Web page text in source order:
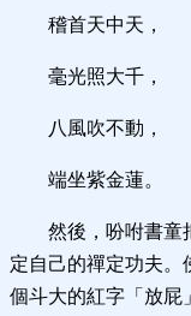
稽首天中天，
毫光照大千，
八風吹不動，
端坐紫金蓮。
然後，吩咐書童
定自己的禪定功夫。
個斗大的紅字「放屁